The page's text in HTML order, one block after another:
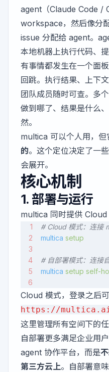
agent（Claude Code /
workspace，然后像分
issue 分配给 agent。
本地机器上执行代码、
有事情都发生在一个面
回跳。执行结果、上下
团队成员随时可查。多
做到哪了、结果是什么
然。
multica 可以个人用，但
的。这个定位决定了一
会展开。
核心机制
1. 部署与运行
multica 同时提供 Cloud
# Cloud 模式：连接
multica setup
# 自部署模式：连接
multica setup self-
Cloud 模式，登录之后
https://multica.ai/
这里管理所有空间下的任
自部署更多满足企业用
agent 协作平台，而是
第三方云上。自部署意